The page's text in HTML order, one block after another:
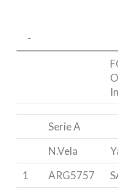
-
Serie A
N.Vela
1
ARG5757